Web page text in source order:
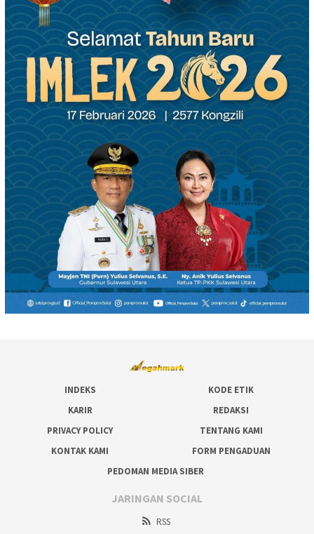
INDEKS
KODE ETIK
KARIR
REDAKSI
PRIVACY POLICY
TENTANG KAMI
KONTAK KAMI
FORM PENGADUAN
PEDOMAN MEDIA SIBER
JARINGAN SOCIAL
RSS